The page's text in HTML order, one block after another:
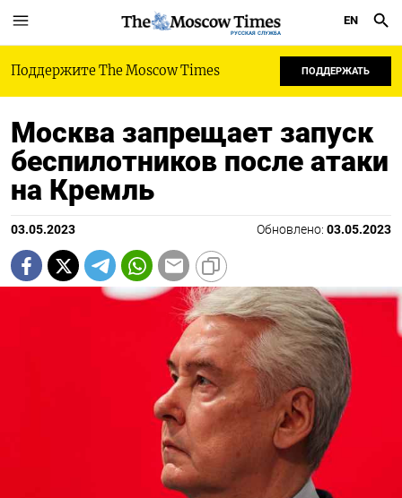
РУССКАЯ СЛУЖБА
EN
Поддержите The Moscow Times ПОДДЕРЖАТЬ
Москва запрещает запуск
беспилотников после атаки
на Кремль
03.05.2023 Обновлено: 03.05.2023